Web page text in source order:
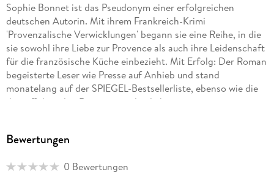
Sophie Bonnet ist das Pseudonym einer erfolgreichen
deutschen Autorin. Mit ihrem Frankreich-Krimi
'Provenzalische Verwicklungen' begann sie eine Reihe, in die
sie sowohl ihre Liebe zur Provence als auch ihre Leidenschaft
für die französische Küche einbezieht. Mit Erfolg: Der Roman
begeisterte Leser wie Presse auf Anhieb und stand
monatelang auf der SPIEGEL-Bestsellerliste, ebenso wie die
darauffolgenden Romane um den liebenswerten
Bewertungen
0 Bewertungen